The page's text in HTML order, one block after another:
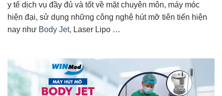
y tế dịch vụ đầy đủ và tốt về mặt chuyên môn, máy móc
hiện đại, sử dụng những công nghệ hút mỡ tiên tiến hiện
nay như Body Jet, Laser Lipo …